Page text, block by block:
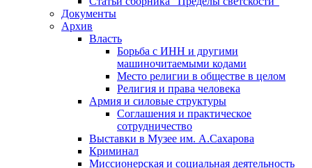
Документы
Архив
Власть
Борьба с ИНН и другими
машиночитаемыми кодами
Место религии в обществе в целом
Религия и права человека
Армия и силовые структуры
Соглашения и практическое
сотрудничество
Выставки в Музее им. А.Сахарова
Криминал
Миссионерская и социальная деятельность